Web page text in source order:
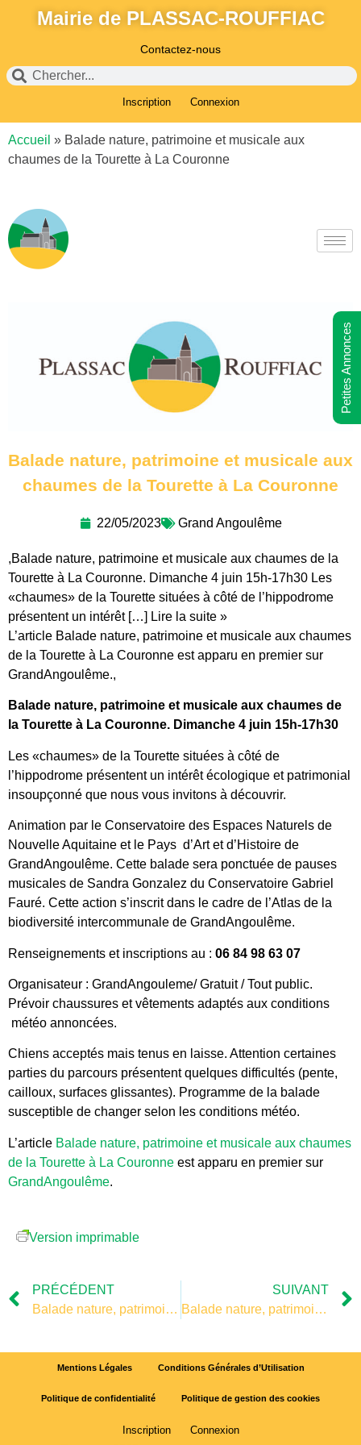
Mairie de PLASSAC-ROUFFIAC
Contactez-nous
Inscription Connexion
Accueil » Balade nature, patrimoine et musicale aux
chaumes de la Tourette à La Couronne
Balade nature, patrimoine et musicale aux
chaumes de la Tourette à La Couronne
22/05/2023 Grand Angoulême
,Balade nature, patrimoine et musicale aux chaumes de la
Tourette à La Couronne. Dimanche 4 juin 15h-17h30 Les
«chaumes» de la Tourette situées à côté de l’hippodrome
présentent un intérêt […] Lire la suite »
L’article Balade nature, patrimoine et musicale aux chaumes
de la Tourette à La Couronne est apparu en premier sur
GrandAngoulême.,
Balade nature, patrimoine et musicale aux chaumes de
la Tourette à La Couronne. Dimanche 4 juin 15h-17h30
Les «chaumes» de la Tourette situées à côté de
l’hippodrome présentent un intérêt écologique et patrimonial
insoupçonné que nous vous invitons à découvrir.
Animation par le Conservatoire des Espaces Naturels de
Nouvelle Aquitaine et le Pays d’Art et d’Histoire de
GrandAngoulême. Cette balade sera ponctuée de pauses
musicales de Sandra Gonzalez du Conservatoire Gabriel
Fauré. Cette action s’inscrit dans le cadre de l’Atlas de la
biodiversité intercommunale de GrandAngoulême.
Renseignements et inscriptions au : 06 84 98 63 07
Organisateur : GrandAngouleme/ Gratuit / Tout public.
Prévoir chaussures et vêtements adaptés aux conditions
météo annoncées.
Chiens acceptés mais tenus en laisse. Attention certaines
parties du parcours présentent quelques difficultés (pente,
cailloux, surfaces glissantes). Programme de la balade
susceptible de changer selon les conditions météo.
L’article Balade nature, patrimoine et musicale aux chaumes
de la Tourette à La Couronne est apparu en premier sur
GrandAngoulême.
Version imprimable
PRÉCÉDENT
Balade nature, patrimoine et musicale aux chaumes de la Tourette à La Couronne
SUIVANT
Balade nature, patrimoine et musicale aux chaumes de la Tourette à La Couronne
Mentions Légales Conditions Générales d’Utilisation
Politique de confidentialité Politique de gestion des cookies
Inscription Connexion
Petites Annonces